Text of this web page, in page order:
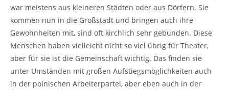
war meistens aus kleineren Städten oder aus Dörfern. Sie
kommen nun in die Großstadt und bringen auch ihre
Gewohnheiten mit, sind oft kirchlich sehr gebunden. Diese
Menschen haben vielleicht nicht so viel übrig für Theater,
aber für sie ist die Gemeinschaft wichtig. Das finden sie
unter Umständen mit großen Aufstiegsmöglichkeiten auch
in der polnischen Arbeiterpartei, aber eben auch in der